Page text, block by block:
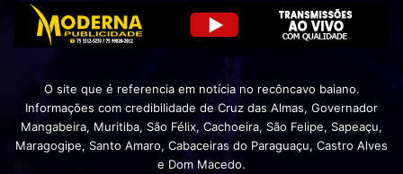
O site que é referencia em notícia no recôncavo baiano.
Informações com credibilidade de Cruz das Almas, Governador
Mangabeira, Muritiba, São Félix, Cachoeira, São Felipe, Sapeaçu,
Maragogipe, Santo Amaro, Cabaceiras do Paraguaçu, Castro Alves
e Dom Macedo.